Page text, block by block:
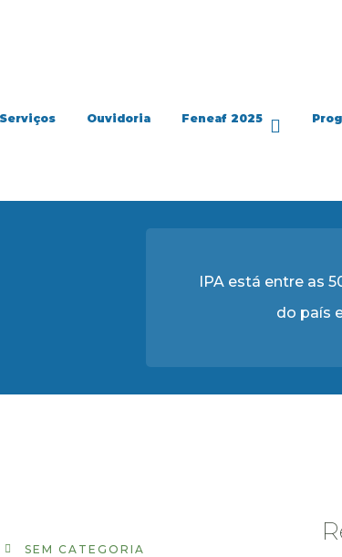
Serviços Ouvidoria Feneaf 2025
IPA está entre as
do país
SEM CATEGORIA